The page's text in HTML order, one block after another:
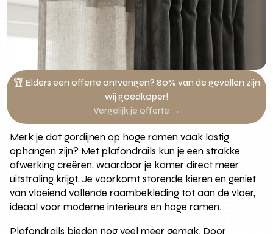
🏆 Elders een offerte ontvangen? 80% van de gevallen zijn
wij goedkoper!
Vergelijk je offerte →
Merk je dat gordijnen op hoge ramen vaak lastig
ophangen zijn? Met plafondrails kun je een strakke
afwerking creëren, waardoor je kamer direct meer
uitstraling krijgt. Je voorkomt storende kieren en geniet
van vloeiend vallende raambekleding tot aan de vloer,
ideaal voor moderne interieurs en hoge ramen.
Plafondrails bieden nog veel meer gemak. Door